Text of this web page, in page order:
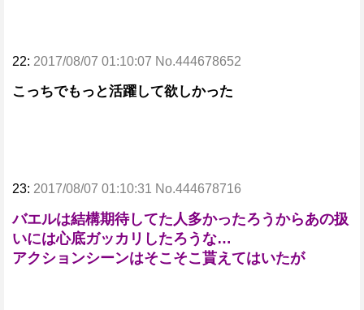
22: 2017/08/07 01:10:07 No.444678652
こっちでもっと活躍して欲しかった
23: 2017/08/07 01:10:31 No.444678716
バエルは結構期待してた人多かったろうからあの扱
いには心底ガッカリしたろうな…
アクションシーンはそこそこ貰えてはいたが